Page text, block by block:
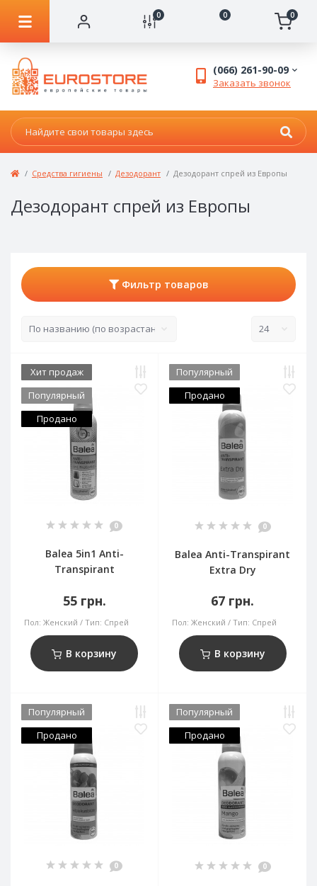
0 0 0
(066) 261-90-09
Заказать звонок
Средства гигиены Дезодорант Дезодорант спрей из Европы
Дезодорант спрей из Европы
Фильтр товаров
Хит продаж
Популярный
Продано
0
Balea 5in1 Anti-
Transpirant
55 грн.
Пол: Женский Тип: Спрей
В корзину
Популярный
Продано
0
Balea Anti-Transpirant
Extra Dry
67 грн.
Пол: Женский Тип: Спрей
В корзину
Популярный
Продано
0
Популярный
Продано
0